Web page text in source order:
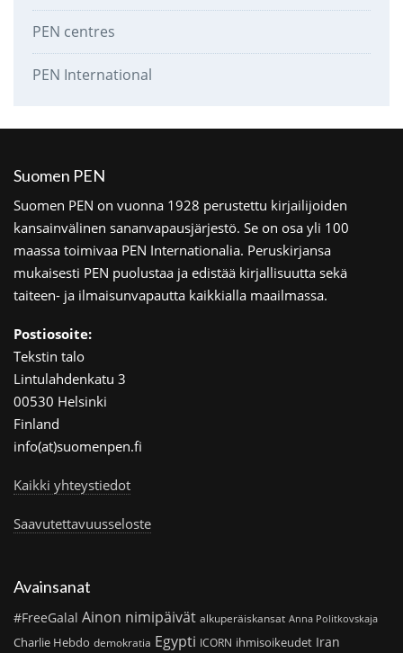
PEN centres
PEN International
Suomen PEN
Suomen PEN on vuonna 1928 perustettu kirjailijoiden
kansainvälinen sananvapausjärjestö. Se on osa yli 100
maassa toimivaa PEN Internationalia. Peruskirjansa
mukaisesti PEN puolustaa ja edistää kirjallisuutta sekä
taiteen- ja ilmaisunvapautta kaikkialla maailmassa.
Postiosoite:
Tekstin talo
Lintulahdenkatu 3
00530 Helsinki
Finland
info(at)suomenpen.fi
Kaikki yhteystiedot
Saavutettavuusseloste
Avainsanat
#FreeGalal Ainon nimipäivät alkuperäiskansat Anna Politkovskaja
Charlie Hebdo demokratia Egypti ICORN ihmisoikeudet Iran